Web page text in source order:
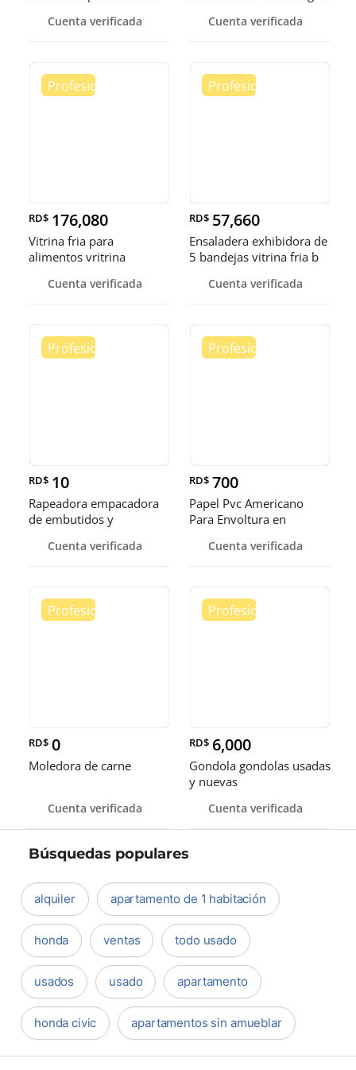
Cuenta verificada Cuenta verificada
RD$ 176,080
Vitrina fria para
alimentos vritrina
Cuenta verificada
RD$ 57,660
Ensaladera exhibidora de
5 bandejas vitrina fria b
Cuenta verificada
RD$ 10
Rapeadora empacadora
de embutidos y
Cuenta verificada
RD$ 700
Papel Pvc Americano
Para Envoltura en
pulgadas
Cuenta verificada
RD$ 0
Moledora de carne
Cuenta verificada
RD$ 6,000
Gondola gondolas usadas
y nuevas
Cuenta verificada
Búsquedas populares
alquiler apartamento de 1 habitación
honda ventas todo usado
usados usado apartamento
honda civic apartamentos sin amueblar